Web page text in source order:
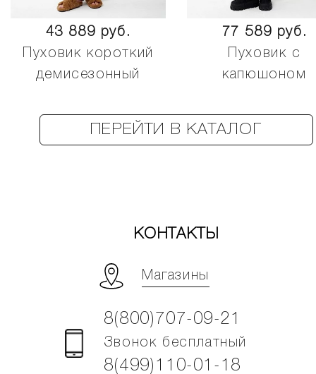
43 889 руб.
Пуховик короткий
демисезонный
77 589 руб.
Пуховик с
капюшоном
ПЕРЕЙТИ В КАТАЛОГ
КОНТАКТЫ
Магазины
8(800)707-09-21
Звонок бесплатный
8(499)110-01-18